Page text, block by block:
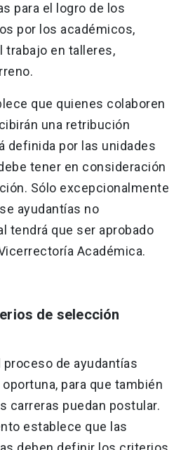
para el logro de los
por los académicos,
trabajo en talleres,
que quienes colaboren
una retribución
definida por las unidades
tener en consideración
Sólo excepcionalmente
ayudantías no
tendrá que ser aprobado
Académica.
de selección
de ayudantías
para que también
carreras puedan postular.
establece que las